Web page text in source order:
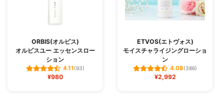
ORBIS(オルビス)
オルビスユー エッセンスロー
ション
4.11(93)
¥980
ETVOS(エトヴォス)
モイスチャライジングローショ
ン
4.08(386)
¥2,992